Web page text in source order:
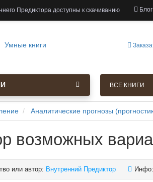
Предиктора доступны к скачиванию Блог
ВСЕ КНИГИ
Аналитические прогнозы
возможных
или автор: Внутренний Предиктор Инфо: